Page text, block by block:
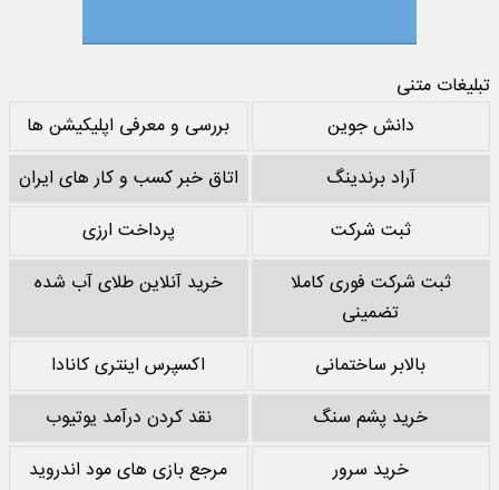
تبلیغات متنی
دانش جوین
بررسی و معرفی اپلیکیشن ها
آراد برندینگ
اتاق خبر کسب و کار های ایران
ثبت شرکت
پرداخت ارزی
ثبت شرکت فوری کاملا
تضمینی
خرید آنلاین طلای آب شده
بالابر ساختمانی
اکسپرس اینتری کانادا
خرید پشم سنگ
نقد کردن درآمد یوتیوب
خرید سرور
مرجع بازی های مود اندروید